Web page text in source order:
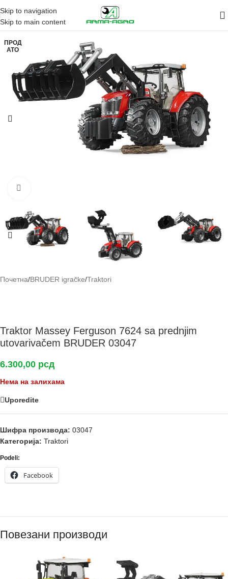
Skip to navigation
Skip to main content
ПРОД
АТО
Почетна/BRUDER igračke/Traktori
Traktor Massey Ferguson 7624 sa prednjim
utovarivačem BRUDER 03047
6.300,00 рсд
Нема на залихама
Uporedite
Шифра производа: 03047
Категорија: Traktori
Podeli:
Facebook
Повезани производи